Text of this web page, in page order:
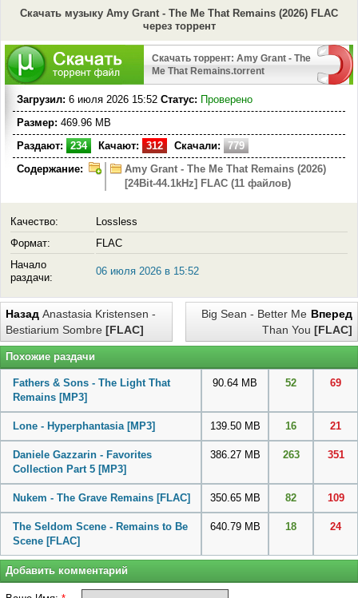
Скачать музыку Amy Grant - The Me That Remains (2026) FLAC
через торрент
Скачать торрент: Amy Grant - The
Me That Remains.torrent
Загрузил: 6 июля 2026 15:52 Статус: Проверено
Размер: 469.96 MB
Раздают:
234 Качают: 312 Скачали:
779
Содержание:
Amy Grant - The Me That Remains (2026)
[24Bit-44.1kHz] FLAC (11 файлов)
Качество:
Lossless
Формат:
FLAC
Начало
раздачи:
06 июля 2026 в 15:52
Назад Anastasia Kristensen -
Bestiarium Sombre [FLAC]
Вперед
Big Sean - Better Me
Than You [FLAC]
Похожие раздачи
Fathers & Sons - The Light That
Remains [MP3]
90.64 MB 52 69
Lone - Hyperphantasia [MP3] 139.50 MB 16 21
Daniele Gazzarin - Favorites
Collection Part 5 [MP3]
386.27 MB 263 351
Nukem - The Grave Remains [FLAC] 350.65 MB 82 109
The Seldom Scene - Remains to Be
Scene [FLAC]
640.79 MB 18 24
Добавить комментарий